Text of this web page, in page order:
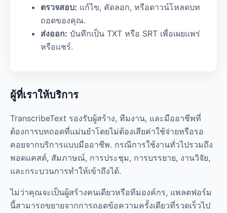
ตรวจสอบ: แก้ไข, คัดลอก, หรือดาวน์โหลดบท
ถอดของคุณ.
ส่งออก: บันทึกเป็น TXT หรือ SRT เพื่อเผยแพร่
หรือแชร์.
ผู้ที่เราให้บริการ
TranscribeText รองรับผู้สร้าง, ทีมงาน, และมืออาชีพที่
ต้องการบทถอดที่แม่นยำโดยไม่ต้องเสียค่าใช้จ่ายหรือรอ
คอยจากบริการแบบมืออาชีพ. กรณีการใช้งานทั่วไปรวมถึง
พอดแคสต์, สัมภาษณ์, การประชุม, การบรรยาย, งานวิจัย,
และกระบวนการทำให้เข้าถึงได้.
ไม่ว่าคุณจะเป็นผู้สร้างคนเดียวหรือทีมองค์กร, แพลตฟอร์ม
นี้สามารถขยายจากการถอดข้อความครั้งเดียวที่รวดเร็วไป